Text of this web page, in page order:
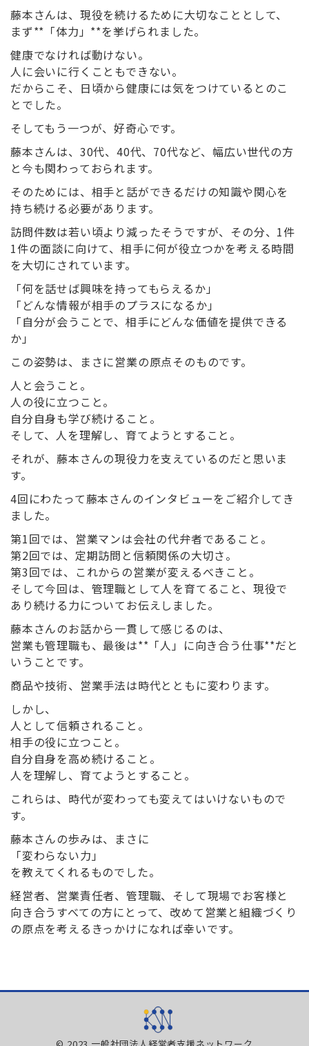
藤本さんは、現役を続けるために大切なこととして、
まず**「体力」**を挙げられました。
健康でなければ動けない。
人に会いに行くこともできない。
だからこそ、日頃から健康には気をつけているとのこ
とでした。
そしてもう一つが、好奇心です。
藤本さんは、30代、40代、70代など、幅広い世代の方
と今も関わっておられます。
そのためには、相手と話ができるだけの知識や関心を
持ち続ける必要があります。
訪問件数は若い頃より減ったそうですが、その分、1件
1件の面談に向けて、相手に何が役立つかを考える時間
を大切にされています。
「何を話せば興味を持ってもらえるか」
「どんな情報が相手のプラスになるか」
「自分が会うことで、相手にどんな価値を提供できる
か」
この姿勢は、まさに営業の原点そのものです。
人と会うこと。
人の役に立つこと。
自分自身も学び続けること。
そして、人を理解し、育てようとすること。
それが、藤本さんの現役力を支えているのだと思いま
す。
4回にわたって藤本さんのインタビューをご紹介してき
ました。
第1回では、営業マンは会社の代弁者であること。
第2回では、定期訪問と信頼関係の大切さ。
第3回では、これからの営業が変えるべきこと。
そして今回は、管理職として人を育てること、現役で
あり続ける力についてお伝えしました。
藤本さんのお話から一貫して感じるのは、
営業も管理職も、最後は**「人」に向き合う仕事**だと
いうことです。
商品や技術、営業手法は時代とともに変わります。
しかし、
人として信頼されること。
相手の役に立つこと。
自分自身を高め続けること。
人を理解し、育てようとすること。
これらは、時代が変わっても変えてはいけないもので
す。
藤本さんの歩みは、まさに
「変わらない力」
を教えてくれるものでした。
経営者、営業責任者、管理職、そして現場でお客様と
向き合うすべての方にとって、改めて営業と組織づくり
の原点を考えるきっかけになれば幸いです。